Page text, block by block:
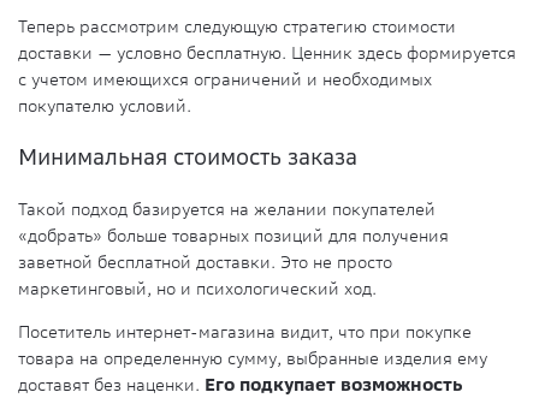
Теперь рассмотрим следующую стратегию стоимости
доставки — условно бесплатную. Ценник здесь формируется
с учетом имеющихся ограничений и необходимых
покупателю условий.
Минимальная стоимость заказа
Такой подход базируется на желании покупателей
«добрать» больше товарных позиций для получения
заветной бесплатной доставки. Это не просто
маркетинговый, но и психологический ход.
Посетитель интернет-магазина видит, что при покупке
товара на определенную сумму, выбранные изделия ему
доставят без наценки. Его подкупает возможность